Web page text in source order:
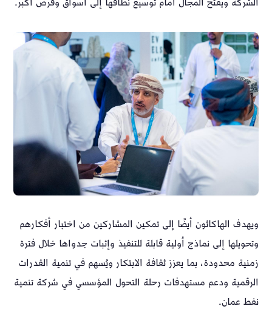
ويهدف الهاكاثون أيضًا إلى تمكين المشاركين من اختبار أفكارهم
وتحويلها إلى نماذج أولية قابلة للتنفيذ وإثبات جدواها خلال فترة
زمنية محدودة، بما يعزز ثقافة الابتكار ويُسهم في تنمية القدرات
الرقمية ودعم مستهدفات رحلة التحول المؤسسي في شركة تنمية
نفط عمان.